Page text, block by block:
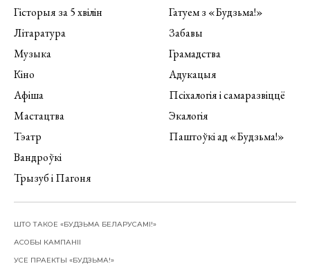
Гісторыя за 5 хвілін
Літаратура
Музыка
Кіно
Афіша
Мастацтва
Тэатр
Вандроўкі
Трызуб і Пагоня
Гатуем з «Будзьма!»
Забавы
Грамадства
Адукацыя
Псіхалогія і самаразвіццё
Экалогія
Паштоўкі ад «Будзьма!»
ШТО ТАКОЕ «БУДЗЬМА БЕЛАРУСАМІ!»
АСОБЫ КАМПАНІІ
УСЕ ПРАЕКТЫ «БУДЗЬМА!»